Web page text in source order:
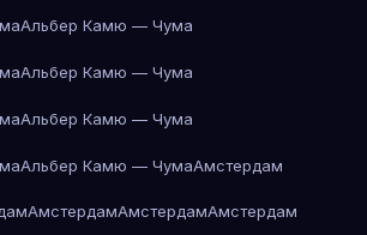
Альбер Камю — Чума
Альбер Камю — Чума
Альбер Камю — Чума
Альбер Камю — ЧумаАмстердам
АмстердамАмстердамАмстердам